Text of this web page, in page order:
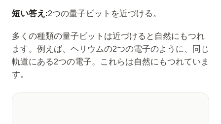
短い答え:2つの量子ビットを近づける。
多くの種類の量子ビットは近づけると自然にもつれ
ます。例えば、ヘリウムの2つの電子のように、同じ
軌道にある2つの電子。これらは自然にもつれていま
す。